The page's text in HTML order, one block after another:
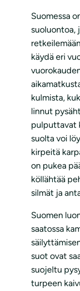
Suomessa
suoluontoa,
käydä eri
kulmista,
linnut
pulputtavat
suolta voi
kirpeitä
on pukea
köllähtää
silmät ja
Suomen
saatossa
suot ovat
suojeltu
turpeen